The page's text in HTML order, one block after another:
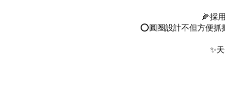
🌽採
⭕️圓圈設計不但方便抓
✨